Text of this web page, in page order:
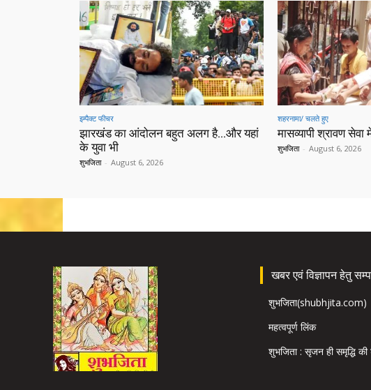
इम्पैक्ट फीचर
झारखंड का आंदोलन बहुत अलग है…और यहां
के युवा भी
शुभजिता - August 6, 2026
शहरनामा/ चलते हुए
मासव्यापी श्रावण
शुभजिता - August 6, 2026
खबर एवं विज्ञापन हेतु
शुभजिता(shubhjita.com)
महत्वपूर्ण लिंक
शुभजिता : सृजन ही समृद्धि